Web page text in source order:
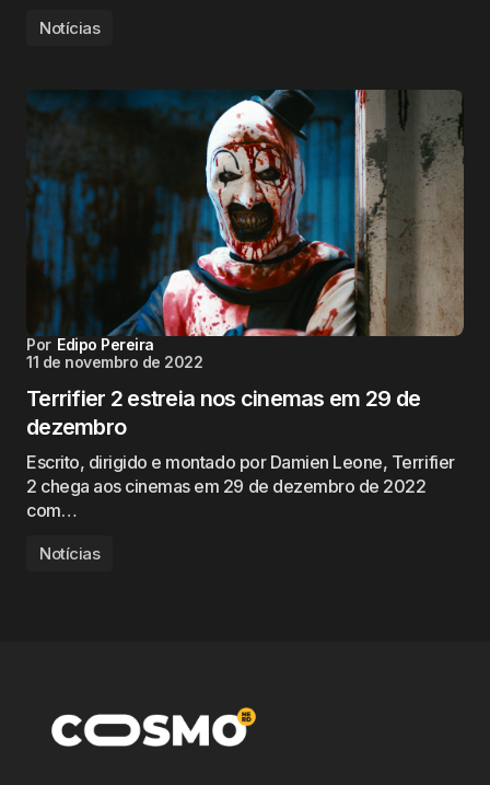
Notícias
Por Edipo Pereira
11 de novembro de 2022
Terrifier 2 estreia nos cinemas em 29 de
dezembro
Escrito, dirigido e montado por Damien Leone, Terrifier
2 chega aos cinemas em 29 de dezembro de 2022
com…
Notícias